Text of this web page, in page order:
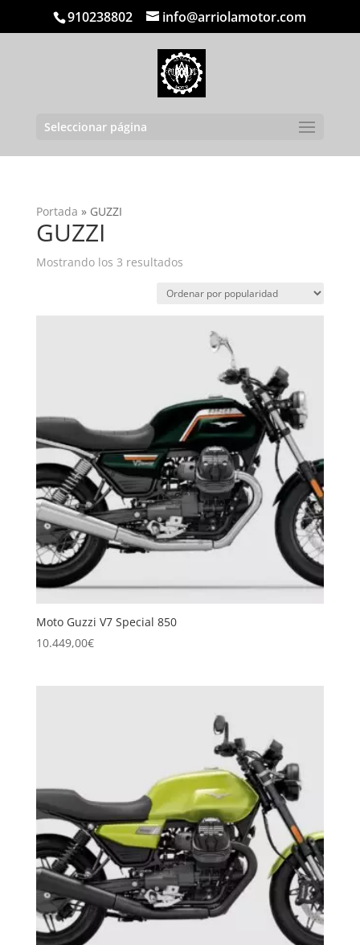
910238802 info@arriolamotor.com
Seleccionar página
Portada » GUZZI
GUZZI
Mostrando los 3 resultadosOrdenado
popularidad
Moto Guzzi V7 Special 850
10.449,00€